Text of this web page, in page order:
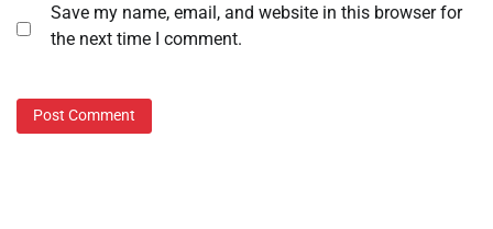
Save my name, email, and website in this browser for
the next time I comment.